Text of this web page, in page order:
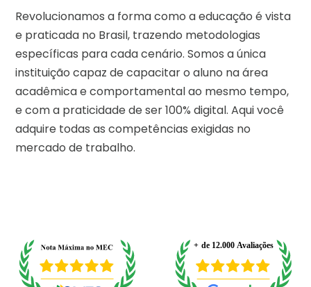
Revolucionamos a forma como a educação é vista
e praticada no Brasil, trazendo metodologias
específicas para cada cenário. Somos a única
instituição capaz de capacitar o aluno na área
acadêmica e comportamental ao mesmo tempo,
e com a praticidade de ser 100% digital. Aqui você
adquire todas as competências exigidas no
mercado de trabalho.